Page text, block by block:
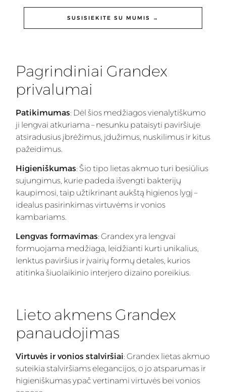
SUSISIEKITE SU MUMIS →
Pagrindiniai Grandex
privalumai
Patikimumas: Dėl šios medžiagos vienalytiškumo
ji lengvai atkuriama – nesunku pataisyti paviršiuje
atsiradusius įbrėžimus, įdužimus, nuskilimus ir kitus
pažeidimus.
Higieniškumas: Šio tipo lietas akmuo turi besiūlius
sujungimus, kurie padeda išvengti bakterijų
kaupimosi, taip užtikrinant aukštą higienos lygį –
idealus pasirinkimas virtuvėms ir vonios
kambariams.
Lengvas formavimas: Grandex yra lengvai
formuojama medžiaga, leidžianti kurti unikalius,
lenktus paviršius ir įvairių formų detales, kurios
atitinka šiuolaikinio interjero dizaino poreikius.
Lieto akmens Grandex
panaudojimas
Virtuvės ir vonios stalviršiai: Grandex lietas akmuo
suteikia stalviršiams elegancijos, o jo atsparumas ir
higieniškumas ypač vertinami virtuvės bei vonios